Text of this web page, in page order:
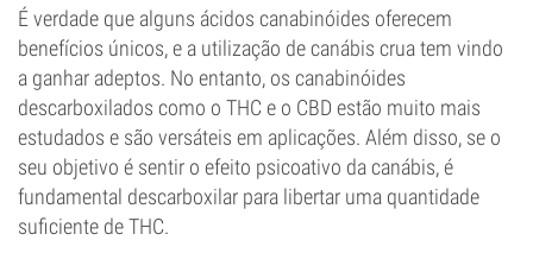
É verdade que alguns ácidos canabinóides oferecem
benefícios únicos, e a utilização de canábis crua tem vindo
a ganhar adeptos. No entanto, os canabinóides
descarboxilados como o THC e o CBD estão muito mais
estudados e são versáteis em aplicações. Além disso, se o
seu objetivo é sentir o efeito psicoativo da canábis, é
fundamental descarboxilar para libertar uma quantidade
suficiente de THC.